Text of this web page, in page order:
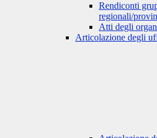
Rendiconti
regionali/
Atti degli
Articolazione degli